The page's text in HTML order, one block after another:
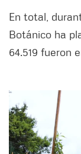
En total,
Botánico ha
64.519 fueron